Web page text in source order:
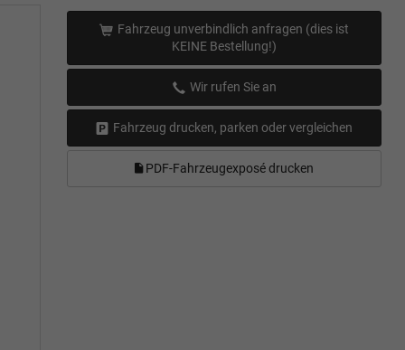
Fahrzeug unverbindlich anfragen (dies ist
KEINE Bestellung!)
Wir rufen Sie an
Fahrzeug drucken, parken oder vergleichen
PDF-Fahrzeugexposé drucken